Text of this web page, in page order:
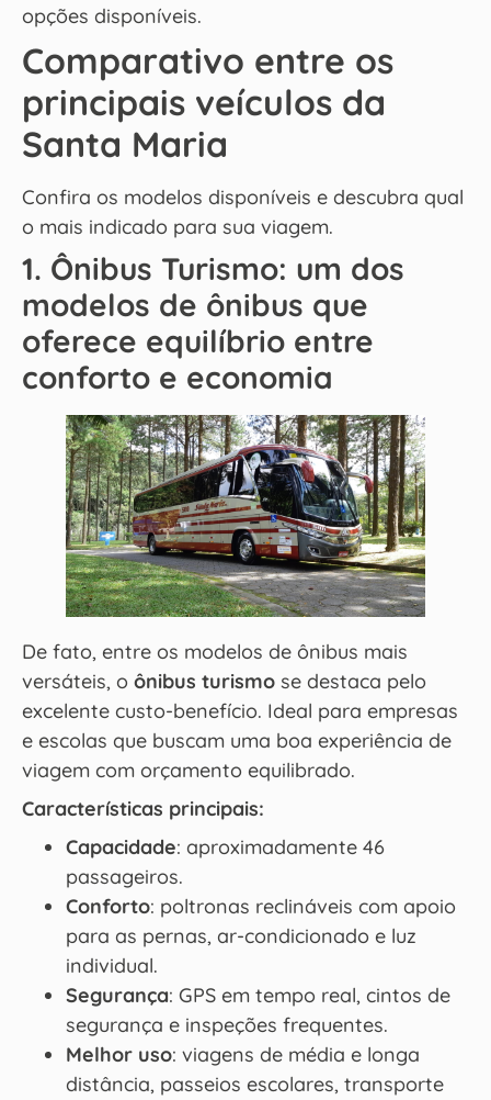
opções disponíveis.
Comparativo entre os
principais veículos da
Santa Maria
Confira os modelos disponíveis e descubra qual
o mais indicado para sua viagem.
1. Ônibus Turismo: um dos
modelos de ônibus que
oferece equilíbrio entre
conforto e economia
De fato, entre os modelos de ônibus mais
versáteis, o ônibus turismo se destaca pelo
excelente custo-benefício. Ideal para empresas
e escolas que buscam uma boa experiência de
viagem com orçamento equilibrado.
Características principais:
Capacidade: aproximadamente 46
passageiros.
Conforto: poltronas reclináveis com apoio
para as pernas, ar-condicionado e luz
individual.
Segurança: GPS em tempo real, cintos de
segurança e inspeções frequentes.
Melhor uso: viagens de média e longa
distância, passeios escolares, transporte